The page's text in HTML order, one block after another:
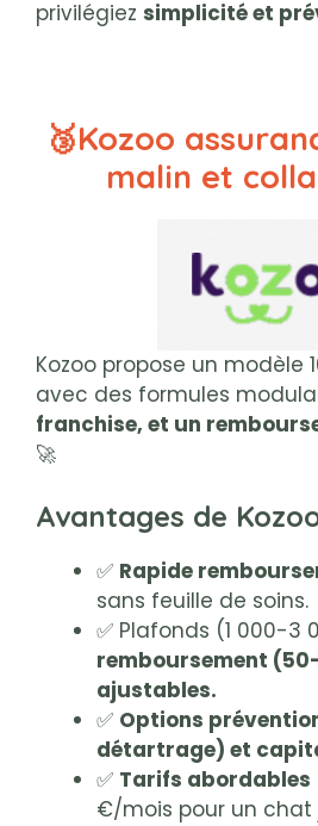
privilégiez simplicité et
🥉Kozoo
malin et
Kozoo propose un modèle
avec des formules
franchise, et un
🚀
Avantages de
✅ Rapide
sans feuille de soins.
✅ Plafonds (1 000-
remboursement
ajustables.
✅ Options
détartrage) et
✅ Tarifs abordables
€/mois pour un chat